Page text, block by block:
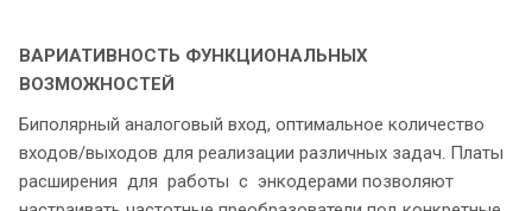
ВАРИАТИВНОСТЬ ФУНКЦИОНАЛЬНЫХ
ВОЗМОЖНОСТЕЙ
Биполярный аналоговый вход, оптимальное количество
входов/выходов для реализации различных задач. Платы
расширения для работы с энкодерами позволяют